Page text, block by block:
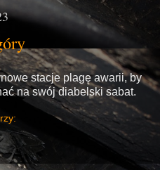
stacje plagę awarii, by
na swój diabelski sabat.